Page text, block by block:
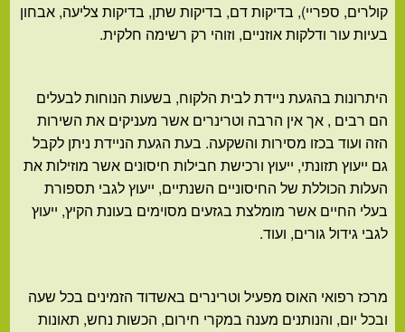
קולרים, ספריי), בדיקות דם, בדיקות שתן, בדיקות צליעה, אבחון
בעיות עור ודלקות אוזניים, וזוהי רק רשימה חלקית.
היתרונות בהגעת ניידת לבית הלקוח, בשעות הנוחות לבעלים
הם רבים , אך אין הרבה וטרינרים אשר מעניקים את השירות
הזה ועוד בכזו מסירות והשקעה. בעת הגעת הניידת ניתן לקבל
גם ייעוץ תזונתי, ייעוץ ורכישת חבילות חיסונים אשר מוזילות את
העלות הכוללת של החיסוניים השנתיים, ייעוץ לגבי תספורת
בעלי החיים אשר מומלצת בגזעים מסוימים בעונת הקיץ, ייעוץ
לגבי גידול גורים, ועוד.
מרכז רפואי האוס מפעיל וטרינרים באשדוד הזמינים בכל שעה
ובכל יום, והנותנים מענה במקרי חירום, הכשות נחש, תאונות